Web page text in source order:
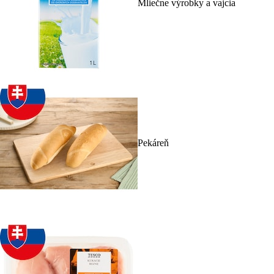
Mliečne výrobky a vajcia
Pekáreň